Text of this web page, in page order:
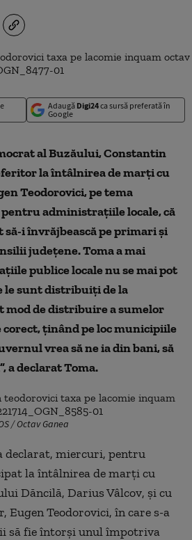
Adaugă Digi24ca sursă preferată în
Google
al Buzăului, Constantin
la întâlnirea de marți cu
Teodorovici, pe tema
administrațiile locale, că
să-i învrăjbească pe primari și
județene. Toma a mai
publice locale nu se mai pot
le sunt distribuiţi de la
mod de distribuire a sumelor
corect, ţinând pe loc municipiile
vrea să ne ia din bani, să
a declarat Toma.
/ Octav Ganea
declarat, miercuri, pentru
la întâlnirea de marţi cu
Dăncilă, Darius Vâlcov, şicu
Teodorovici, în care s-a
să fie întorşi unul împotriva